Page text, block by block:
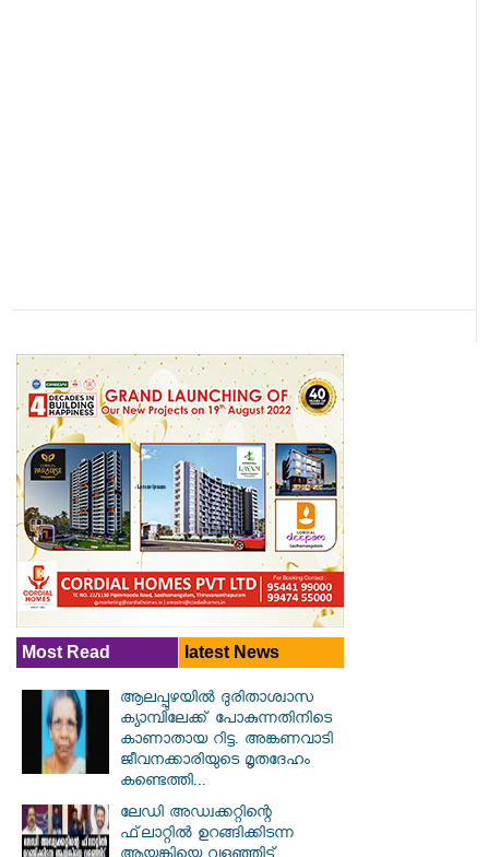
Most Read latest News
ആലപ്പുഴയിൽ ​ദുരിതാശ്വാസ
ക്യാമ്പിലേക്ക് പോകുന്നതിനിടെ
കാണാതായ റിട്ട. അങ്കണവാടി
ജീവനക്കാരിയുടെ മൃതദേഹം
കണ്ടെത്തി...
ലേഡി അഡ്വക്കറ്റിന്റെ
ഫ്‌ലാറ്റിൽ ഉറങ്ങിക്കിടന്ന